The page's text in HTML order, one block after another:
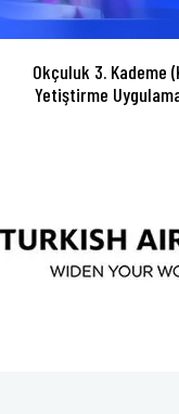
Okçuluk 3. Kademe
Yetiştirme